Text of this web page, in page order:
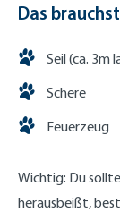
Das
Seil (ca. 3m
Schere
Feuerzeug
Wichtig: Du
herausbeißt,